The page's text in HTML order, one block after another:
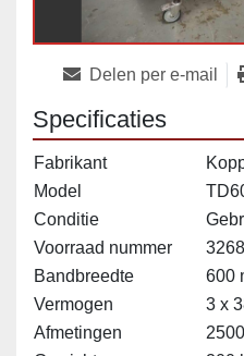
Delen per e-mail
Specificaties
Fabrikant
Model
Conditie
Voorraad nummer
3268
Bandbreedte
600
Vermogen
3 x
Afmetingen